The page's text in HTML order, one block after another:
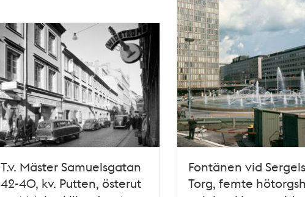
T.v. Mäster Samuelsgatan
42-40, kv. Putten, österut
Fontänen vid Sergels
Torg, femte